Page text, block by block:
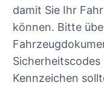
damit Sie Ihr
können. Bitte
Kennzeichen